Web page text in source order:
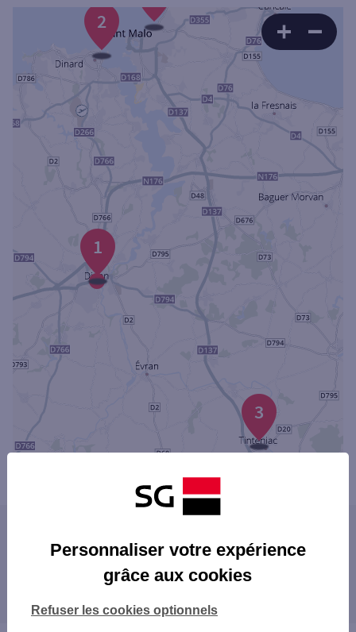
Autour de moi
Ville / Code postal
3
2
1
DINARD
Les agences SG dans les départements
29 FINISTÈRE
Personnaliser votre expérience
grâce aux cookies
Refuser les cookies optionnels